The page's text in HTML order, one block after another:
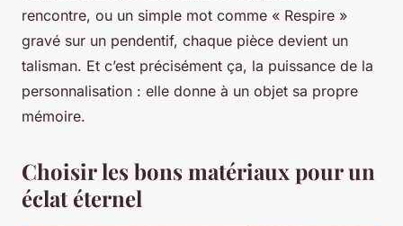
rencontre, ou un simple mot comme « Respire »
gravé sur un pendentif, chaque pièce devient un
talisman. Et c’est précisément ça, la puissance de la
personnalisation : elle donne à un objet sa propre
mémoire.
Choisir les bons matériaux pour un
éclat éternel